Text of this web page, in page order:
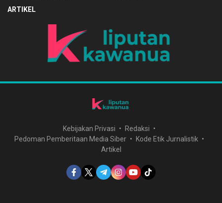
ARTIKEL
Kebijakan Privasi
Redaksi
Pedoman Pemberitaan Media Siber
Kode Etik Jurnalistik
Artikel